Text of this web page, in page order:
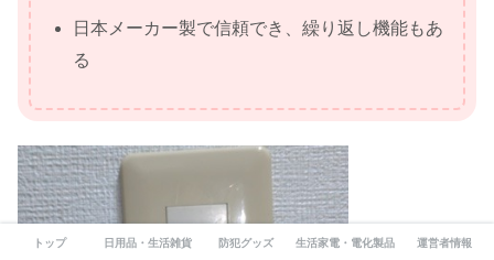
日本メーカー製で信頼でき、繰り返し機能もあ
る
トップ 日用品・生活雑貨 防犯グッズ 生活家電・電化製品 運営者情報